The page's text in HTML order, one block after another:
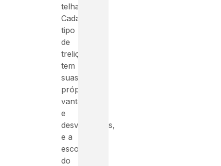
telhados.
Cada
tipo
de
treliça
tem
suas
próprias
vantagens
e
desvantagens,
e a
escolha
do